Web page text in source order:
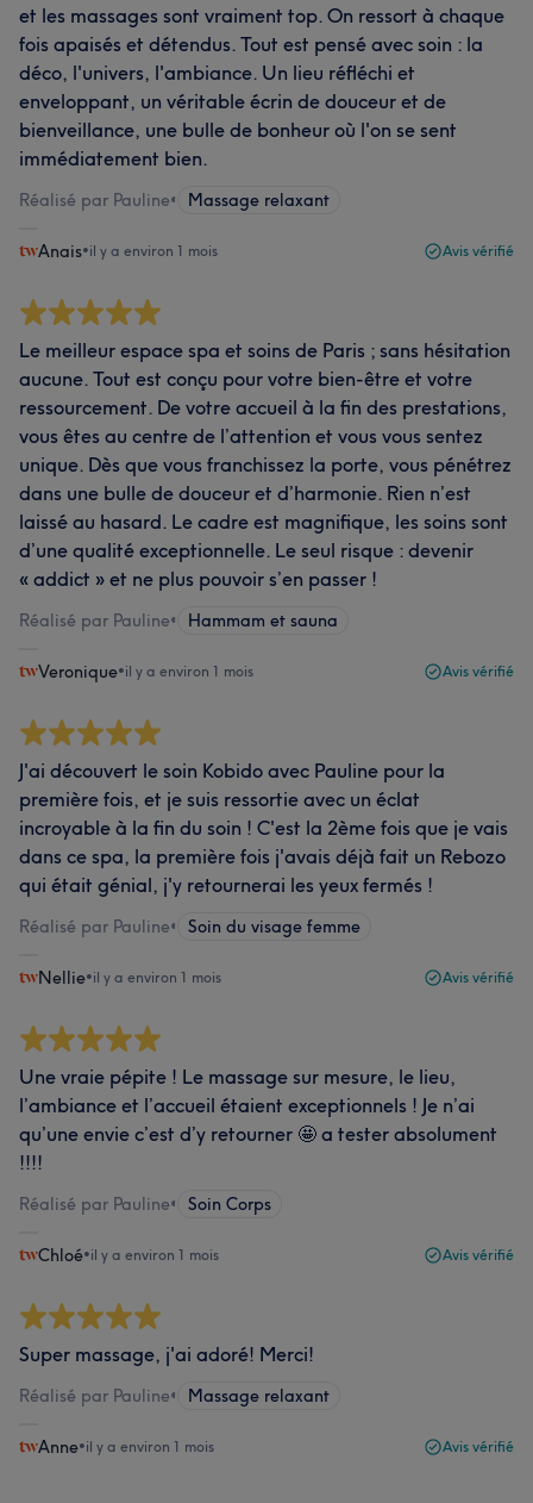
et les massages sont vraiment top. On ressort à chaque
fois apaisés et détendus. Tout est pensé avec soin : la
déco, l'univers, l'ambiance. Un lieu réfléchi et
enveloppant, un véritable écrin de douceur et de
bienveillance, une bulle de bonheur où l'on se sent
immédiatement bien.
Réalisé par Pauline• Massage relaxant
Anais•il y a environ 1 mois Avis vérifié
Le meilleur espace spa et soins de Paris ; sans hésitation
aucune. Tout est conçu pour votre bien-être et votre
ressourcement. De votre accueil à la fin des prestations,
vous êtes au centre de l’attention et vous vous sentez
unique. Dès que vous franchissez la porte, vous pénétrez
dans une bulle de douceur et d’harmonie. Rien n’est
laissé au hasard. Le cadre est magnifique, les soins sont
d’une qualité exceptionnelle. Le seul risque : devenir
« addict » et ne plus pouvoir s’en passer !
Réalisé par Pauline• Hammam et sauna
Veronique•il y a environ 1 mois Avis vérifié
J'ai découvert le soin Kobido avec Pauline pour la
première fois, et je suis ressortie avec un éclat
incroyable à la fin du soin ! C'est la 2ème fois que je vais
dans ce spa, la première fois j'avais déjà fait un Rebozo
qui était génial, j'y retournerai les yeux fermés !
Réalisé par Pauline• Soin du visage femme
Nellie•il y a environ 1 mois Avis vérifié
Une vraie pépite ! Le massage sur mesure, le lieu,
l’ambiance et l’accueil étaient exceptionnels ! Je n’ai
qu’une envie c’est d’y retourner 🤩 a tester absolument
!!!!
Réalisé par Pauline• Soin Corps
Chloé•il y a environ 1 mois Avis vérifié
Super massage, j'ai adoré! Merci!
Réalisé par Pauline• Massage relaxant
Anne•il y a environ 1 mois Avis vérifié